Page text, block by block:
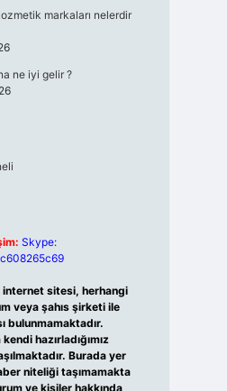
markaları nelerdir
ne iyi gelir ?
Skype:
internet sitesi, herhangi
veya şahıs şirketi ile
bulunmamaktadır.
hazırladığımız
Burada yer
niteliği taşımamakta
ve kişiler hakkında